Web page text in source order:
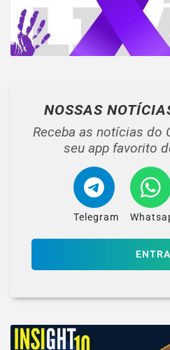
NOSSAS
Receba as notícias do
seu app favorito
Telegram